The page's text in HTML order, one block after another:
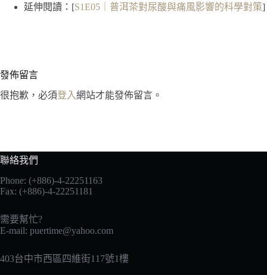
延伸閱讀：[S1E05｜普洱茶對尿酸與痛風影響的科學對策]
發佈留言
很抱歉，必須登入網站才能發佈留言。
聯絡我們
Phone: (+886)-4-22251163
Fax: (+886)-4-22251181
需要幫忙?
E-mail: puertime@yahoo.com
403台中市西區四維街117號1樓